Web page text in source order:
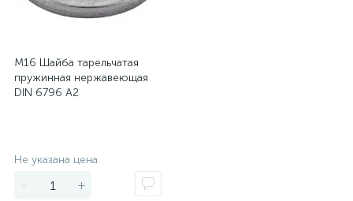
М16 Шайба тарельчатая
пружинная нержавеющая
DIN 6796 А2
Не указана цена
- +